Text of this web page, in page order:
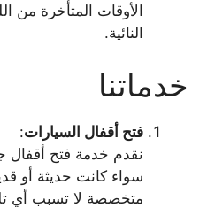
الأوقات المتأخرة من
النائية.
خدماتنا
فتح أقفال السيارات:
نقدم خدمة فتح أقفال
سواء كانت حديثة أو
متخصصة لا تسبب أي